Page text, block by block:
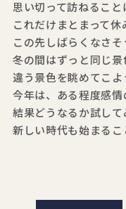
思い切って訪ねること
これだけまとまって
この先しばらくなさそ
冬の間はずっと同じ景
違う景色を眺めてこよ
今年は、ある程度感情
結果どうなるか試して
新しい時代も始まるこ